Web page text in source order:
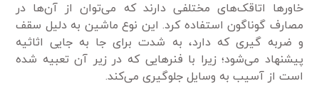
خاورها اتاقک‌های مختلفی دارند که می‌توان از آن‌ها در
مصارف گوناگون استفاده کرد. این نوع ماشین به دلیل سقف
و ضربه گیری که دارد، به شدت برای جا به جایی اثاثیه
پیشنهاد می‌شود؛ زیرا با فنرهایی که در زیر آن تعبیه شده
است از آسیب به وسایل جلوگیری می‌کند.